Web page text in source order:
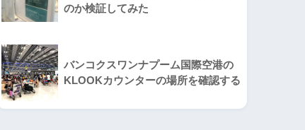
のか検証してみた
バンコクスワンナプーム国際空港の
KLOOKカウンターの場所を確認する